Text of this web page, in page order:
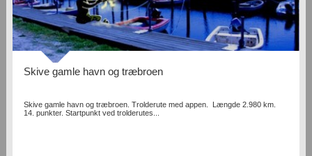
Skive gamle havn og træbroen
Skive gamle havn og træbroen. Trolderute med appen. Længde 2.980 km.
14. punkter. Startpunkt ved trolderutes...